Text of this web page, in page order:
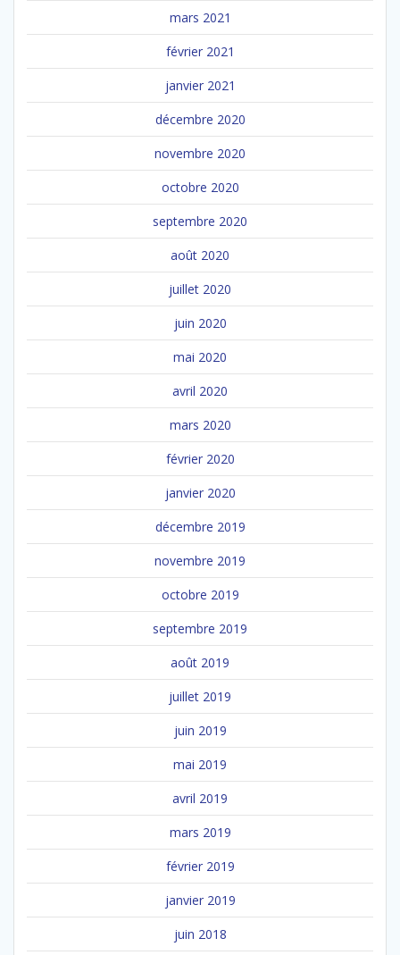
mars 2021
février 2021
janvier 2021
décembre 2020
novembre 2020
octobre 2020
septembre 2020
août 2020
juillet 2020
juin 2020
mai 2020
avril 2020
mars 2020
février 2020
janvier 2020
décembre 2019
novembre 2019
octobre 2019
septembre 2019
août 2019
juillet 2019
juin 2019
mai 2019
avril 2019
mars 2019
février 2019
janvier 2019
juin 2018